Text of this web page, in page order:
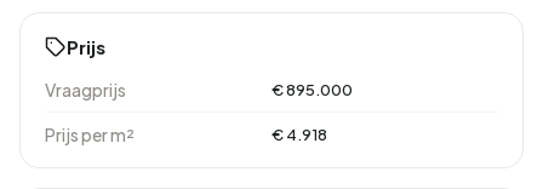
Prijs
Vraagprijs € 895.000
Prijs per m² € 4.918